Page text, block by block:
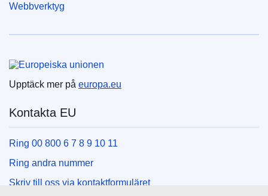
Webbverktyg
Upptäck mer på europa.eu
Kontakta EU
Ring 00 800 6 7 8 9 10 11
Ring andra nummer
Skriv till oss via kontaktformuläret